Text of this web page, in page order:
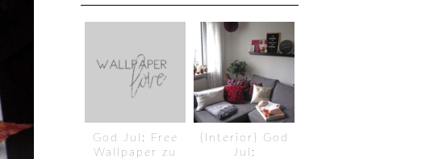
God Jul: Free
Wallpaper zu
{Interior} God
Jul: